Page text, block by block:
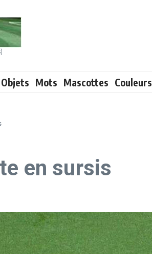
Objets Mots Mascottes Couleurs
en sursis